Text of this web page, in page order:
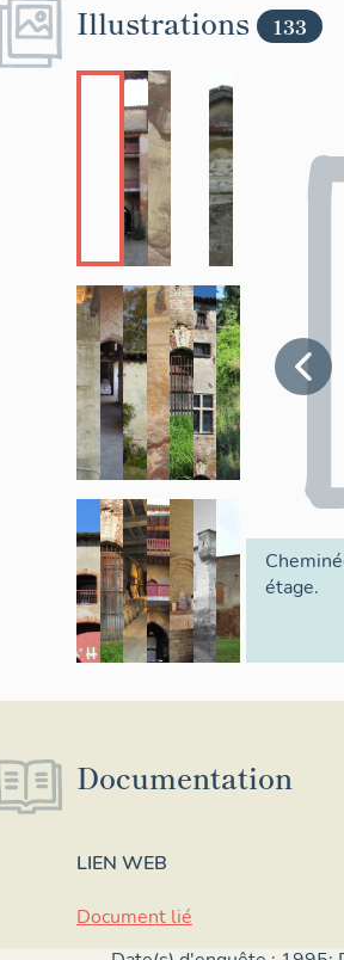
Illustrations 133
étage.
Documentation
LIEN WEB
Document lié